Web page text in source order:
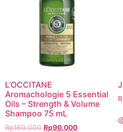
L’OCCITANE
Aromachologie 5 Essential
Oils – Strength & Volume
Shampoo 75 mL
Rp160.000 Rp90.000